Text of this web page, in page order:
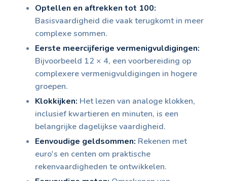
Optellen en aftrekken tot 100:
Basisvaardigheid die vaak terugkomt in meer
complexe sommen.
Eerste meercijferige vermenigvuldigingen:
Bijvoorbeeld 12 × 4, een voorbereiding op
complexere vermenigvuldigingen in hogere
groepen.
Klokkijken: Het lezen van analoge klokken,
inclusief kwartieren en minuten, is een
belangrijke dagelijkse vaardigheid.
Eenvoudige geldsommen: Rekenen met
euro's en centen om praktische
rekenvaardigheden te ontwikkelen.